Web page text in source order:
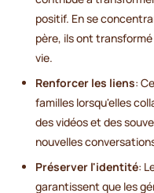
positif. En se
père, ils ont
vie.
Renforcer les liens:
familles lorsqu'elles
des vidéos et des
nouvelles
Préserver l'identité:
garantissent que les